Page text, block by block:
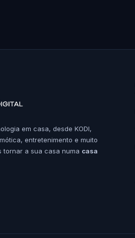
em casa, desde KODI,
entretenimento e muito
tornar a sua casa numa casa